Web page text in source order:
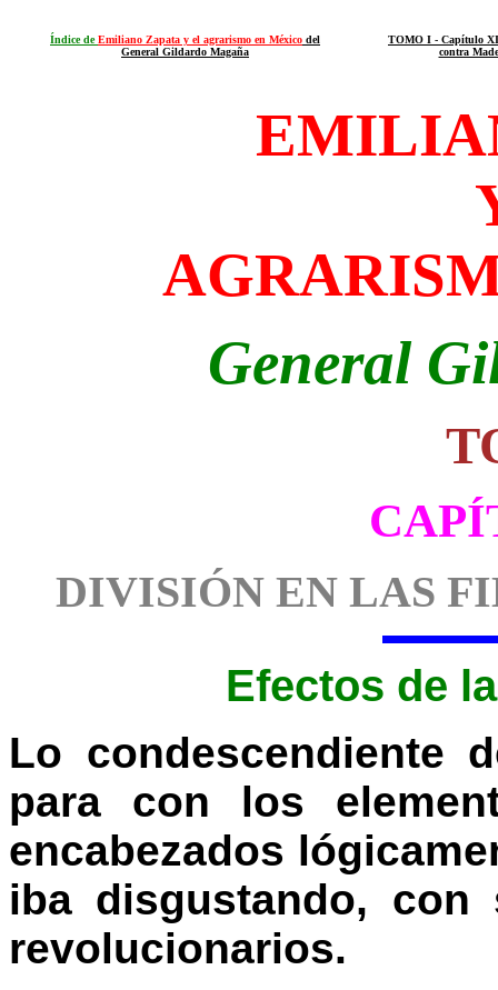
Índice deEmiliano Zapata y el agrarismo en México del
General Gildardo Magaña
TOMO I - Capítulo
contra
General
DIVISIÓN EN LAS
Efectos de
Lo condescendiente
para con los
encabezados
iba disgustando,
revolucionarios.